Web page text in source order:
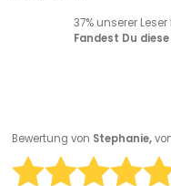
37% unserer
Fandest Du
Bewertung von Stephanie,